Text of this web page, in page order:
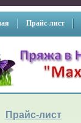
Прайс-лист
Прайс-лист